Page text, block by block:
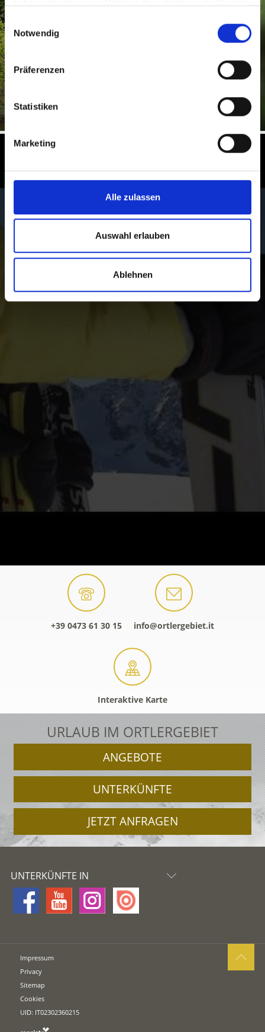
Einwilligungsauswahl
Notwendig
Präferenzen
Statistiken
Marketing
Alle zulassen
Auswahl erlauben
Ablehnen
Trafoi und in Fragges bei Stilfs können die im
Nationalpark ...
erleben
Vinschgau:
von einsamen Winterwanderungen und Skitouren bis
zu fünf abwechslungsreichen und topmodernen
Skigebieten für Skifahrer, Snowboarder und Rodler,
Langläufer und Biathleten.
+39 0473 61 30 15 info@ortlergebiet.it
Interaktive Karte
URLAUB IM ORTLERGEBIET
ANGEBOTE
UNTERKÜNFTE
JETZT ANFRAGEN
UNTERKÜNFTE IN
Impressum
Privacy
Sitemap
Cookies
UID: IT02302360215